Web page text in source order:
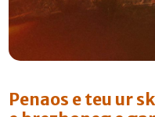
Penaos e teu ur